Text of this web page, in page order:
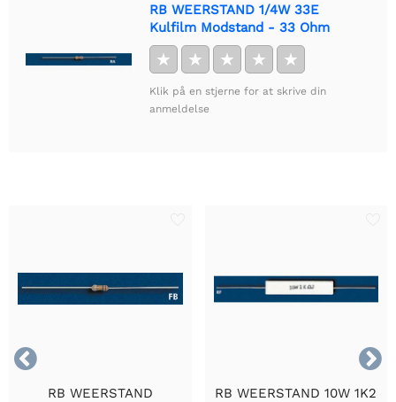
RB WEERSTAND 1/4W 33E
Kulfilm Modstand - 33 Ohm
★ ★ ★ ★ ★
Klik på en stjerne for at skrive din
anmeldelse


RB WEERSTAND
RB WEERSTAND 10W 1K2